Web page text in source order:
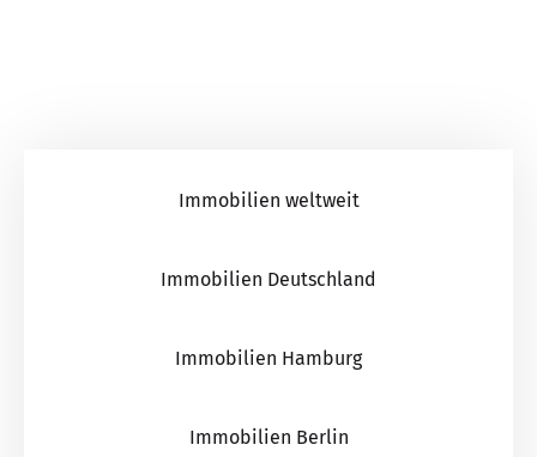
Immobilien weltweit
Immobilien Deutschland
Immobilien Hamburg
Immobilien Berlin